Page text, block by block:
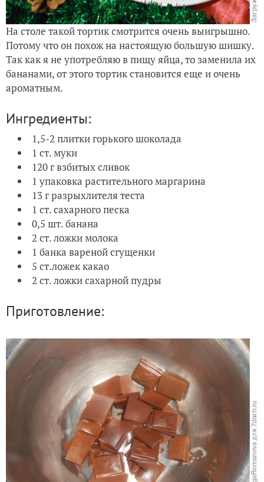
На столе такой тортик смотрится очень выигрышно.
Потому что он похож на настоящую большую шишку.
Так как я не употребляю в пищу яйца, то заменила их
бананами, от этого тортик становится еще и очень
ароматным.
Ингредиенты:
1,5-2 плитки горького шоколада
1 ст. муки
120 г взбитых сливок
1 упаковка растительного маргарина
13 г разрыхлителя теста
1 ст. сахарного песка
0,5 шт. банана
2 ст. ложки молока
1 банка вареной сгущенки
5 ст.ложек какао
2 ст. ложки сахарной пудры
Приготовление: